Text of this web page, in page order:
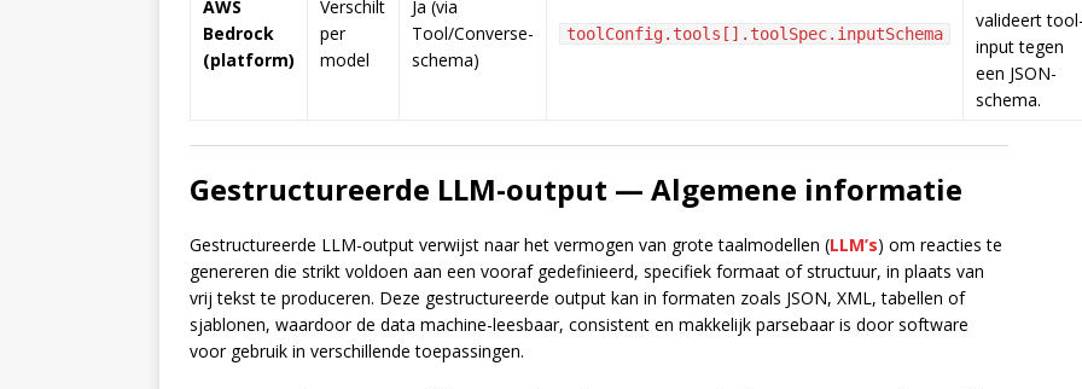
AWS
Bedrock
(platform)
Verschilt
per
model
Ja (via
Tool/Converse-
schema)
toolConfig.tools[].toolSpec.inputSchema
valideert
input tegen
een JSON-
schema.
Gestructureerde LLM-output — Algemene informatie
Gestructureerde LLM-output verwijst naar het vermogen van grote taalmodellen (LLM’s) om reacties te
genereren die strikt voldoen aan een vooraf gedefinieerd, specifiek formaat of structuur, in plaats van
vrij tekst te produceren. Deze gestructureerde output kan in formaten zoals JSON, XML, tabellen of
sjablonen, waardoor de data machine-leesbaar, consistent en makkelijk parsebaar is door software
voor gebruik in verschillende toepassingen.